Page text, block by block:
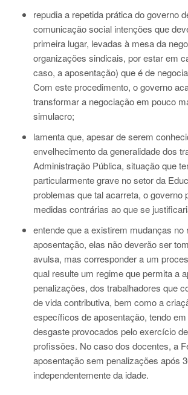
repudia a repetida prática do governo
comunicação social intenções que
primeira lugar, levadas à mesa da
organizações sindicais, por estar em
caso, a aposentação) que é de
Com este procedimento, o governo
transformar a negociação em pouco
simulacro;
lamenta que, apesar de serem
envelhecimento da generalidade dos
Administração Pública, situação que
particularmente grave no setor da
problemas que tal acarreta, o governo
medidas contrárias ao que se
entende que a existirem mudanças no
aposentação, elas não deverão ser
avulsa, mas corresponder a um
qual resulte um regime que permita a
penalizações, dos trabalhadores que
de vida contributiva, bem como a
específicos de aposentação, tendo
desgaste provocados pelo exercício
profissões. No caso dos docentes, a
aposentação sem penalizações após
independentemente da idade.